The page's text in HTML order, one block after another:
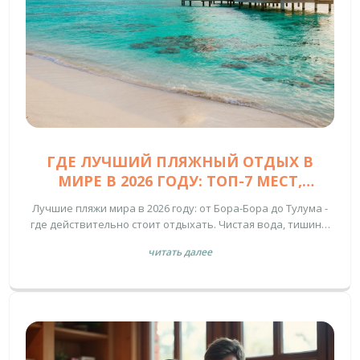
ГДЕ ЛУЧШИЙ ПЛЯЖНЫЙ ОТДЫХ В
МИРЕ В 2026 ГОДУ: ТОП-7 МЕСТ,
КОТОРЫЕ ДЕЙСТВИТЕЛЬНО СТОЯТ
ПОЕЗДКИ
Лучшие пляжи мира в 2026 году: от Бора-Бора до Тулума -
где действительно стоит отдыхать. Чистая вода, тишина,
читать далее